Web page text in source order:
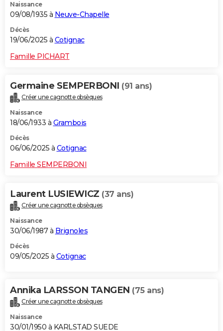
Naissance
09/08/1935 à Neuve-Chapelle
Décès
19/06/2025 à Cotignac
Famille PICHART
Germaine SEMPERBONI (91 ans)
Créer une cagnotte obsèques
Naissance
18/06/1933 à Grambois
Décès
06/06/2025 à Cotignac
Famille SEMPERBONI
Laurent LUSIEWICZ (37 ans)
Créer une cagnotte obsèques
Naissance
30/06/1987 à Brignoles
Décès
09/05/2025 à Cotignac
Annika LARSSON TANGEN (75 ans)
Créer une cagnotte obsèques
Naissance
30/01/1950 à KARLSTAD SUEDE